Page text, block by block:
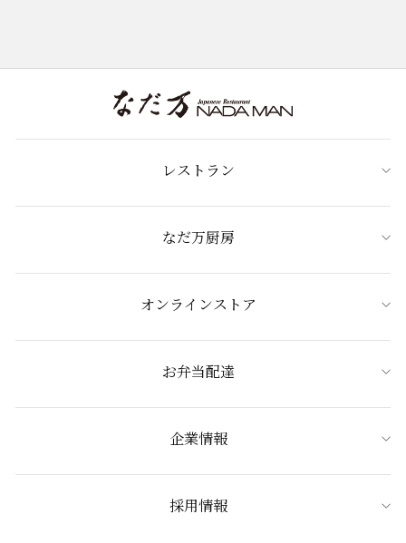
レストラン
なだ万厨房
オンラインストア
お弁当配達
企業情報
採用情報